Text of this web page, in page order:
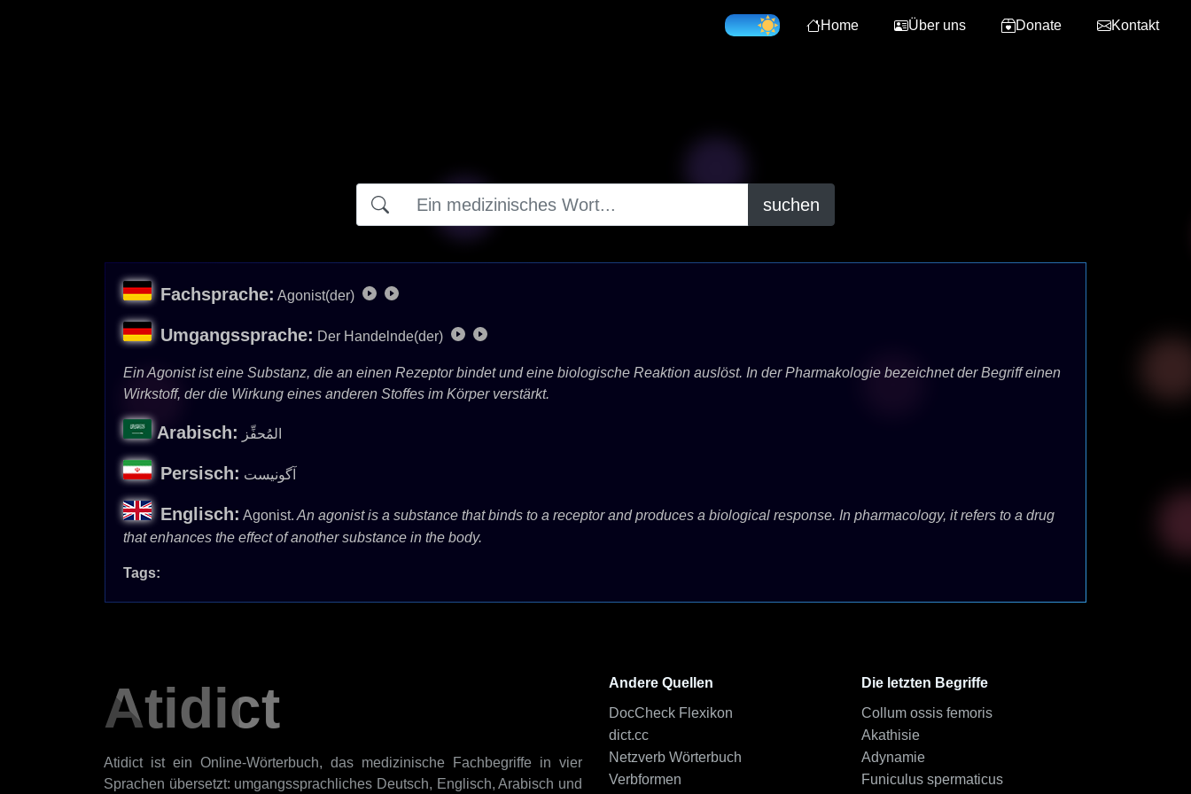
Home Über uns Donate Kontakt
suchen
Fachsprache: Agonist(der)
Umgangssprache: Der Handelnde(der)
Ein Agonist ist eine Substanz, die an einen Rezeptor bindet und eine biologische Reaktion auslöst. In der Pharmakologie bezeichnet der Begriff einen
Wirkstoff, der die Wirkung eines anderen Stoffes im Körper verstärkt.
Arabisch: المُحفِّز
Persisch: آگونیست
Englisch: Agonist. An agonist is a substance that binds to a receptor and produces a biological response. In pharmacology, it refers to a drug
that enhances the effect of another substance in the body.
Tags:
Atidict
Atidict ist ein Online-Wörterbuch, das medizinische Fachbegriffe in vier
Sprachen übersetzt: umgangssprachliches Deutsch, Englisch, Arabisch und
Andere Quellen
DocCheck Flexikon
dict.cc
Netzverb Wörterbuch
Verbformen
Die letzten Begriffe
Collum ossis femoris
Akathisie
Adynamie
Funiculus spermaticus